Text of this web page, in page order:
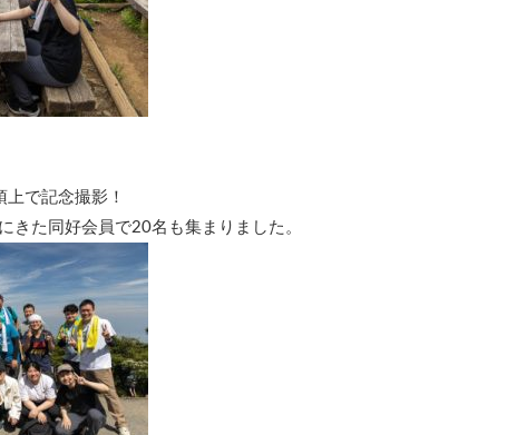
で記念撮影！
きた同好会員で20名も集まりました。